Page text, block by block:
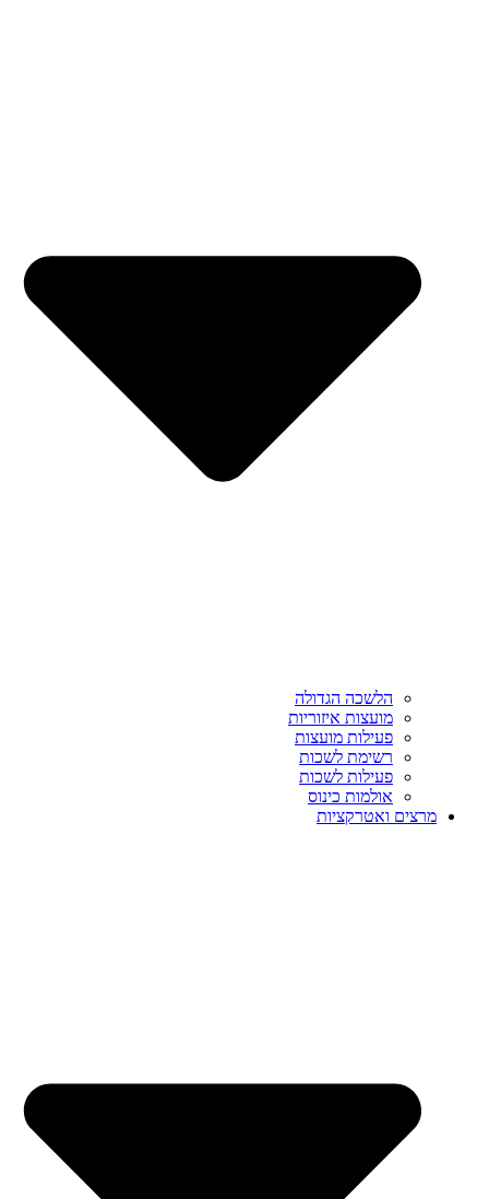
הלשכה הגדולה
מועצות איזוריות
פעילות מועצות
רשימת לשכות
פעילות לשכות
אולמות כינוס
מרצים ואטרקציות